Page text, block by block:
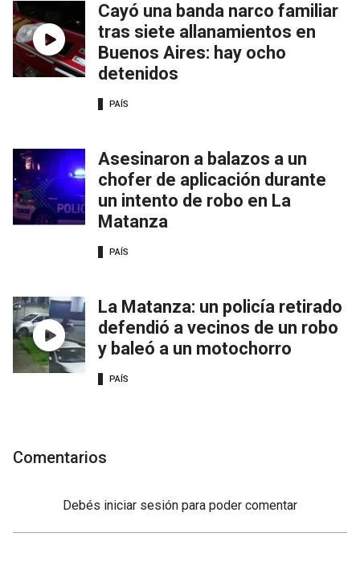
Cayó una banda narco familiar
tras siete allanamientos en
Buenos Aires: hay ocho
detenidos
PAÍS
Asesinaron a balazos a un
chofer de aplicación durante
un intento de robo en La
Matanza
PAÍS
La Matanza: un policía retirado
defendió a vecinos de un robo
y baleó a un motochorro
PAÍS
Comentarios
Debés iniciar sesión para poder comentar